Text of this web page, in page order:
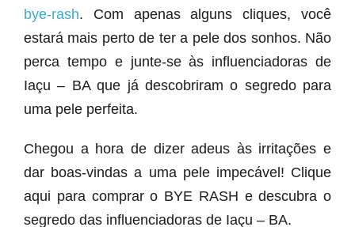
bye-rash. Com apenas alguns cliques, você
estará mais perto de ter a pele dos sonhos. Não
perca tempo e junte-se às influenciadoras de
Iaçu – BA que já descobriram o segredo para
uma pele perfeita.
Chegou a hora de dizer adeus às irritações e
dar boas-vindas a uma pele impecável! Clique
aqui para comprar o BYE RASH e descubra o
segredo das influenciadoras de Iaçu – BA.